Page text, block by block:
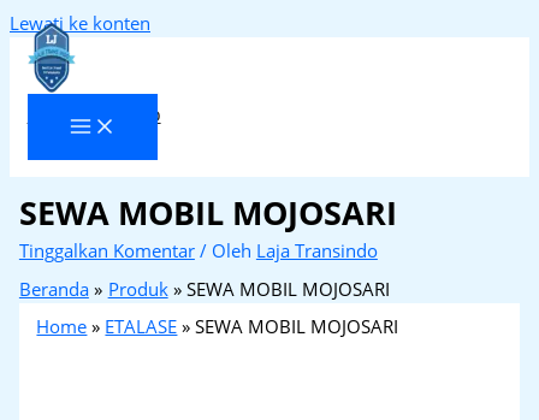
Lewati ke konten
Laja Transindo
SEWA MOBIL MOJOSARI
Tinggalkan Komentar / Oleh Laja Transindo
Beranda
Produk
SEWA MOBIL MOJOSARI
Home » ETALASE »SEWA MOBIL MOJOSARI